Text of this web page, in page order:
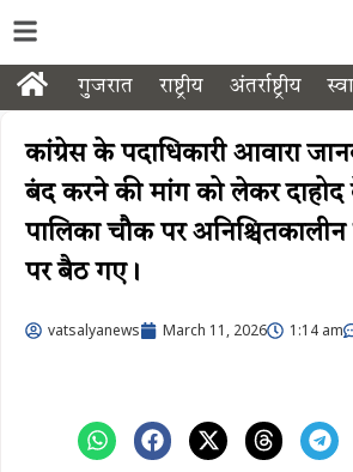
गुजरात राष्ट्रीय अंतर्राष्ट्रीय
कांग्रेस के पदाधिकारी आवारा
बंद करने की मांग को लेकर दाहोद
पालिका चौक पर अनिश्चितकालीन
पर बैठ गए।
vatsalyanews March 11, 2026 1:14 am